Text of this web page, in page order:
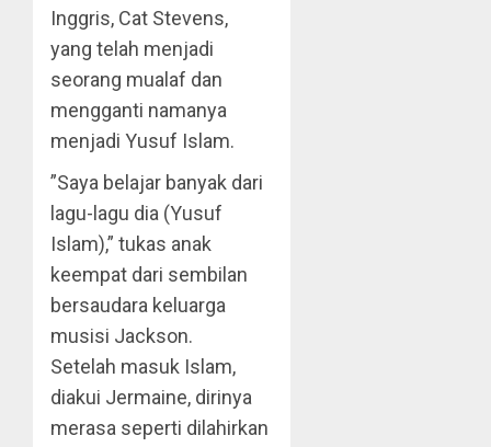
Inggris, Cat Stevens,
yang telah menjadi
seorang mualaf dan
mengganti namanya
menjadi Yusuf Islam.
”Saya belajar banyak dari
lagu-lagu dia (Yusuf
Islam),” tukas anak
keempat dari sembilan
bersaudara keluarga
musisi Jackson.
Setelah masuk Islam,
diakui Jermaine, dirinya
merasa seperti dilahirkan